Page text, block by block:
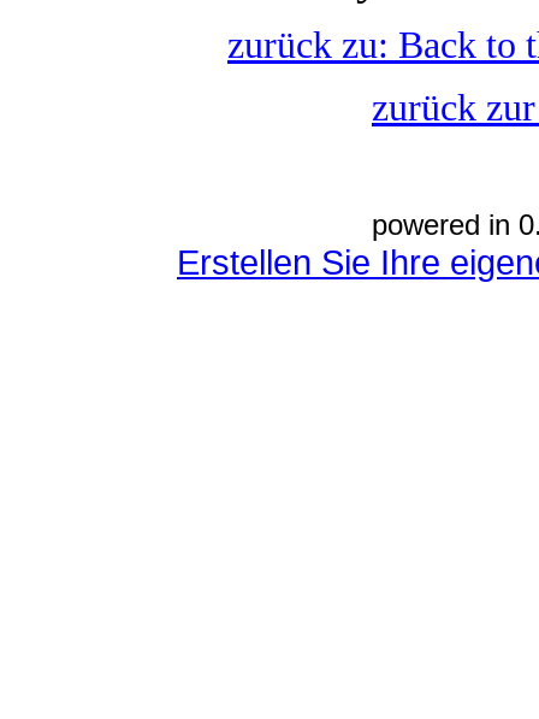
zurück zu: Back to
zurück
powered in
Erstellen Sie Ihre